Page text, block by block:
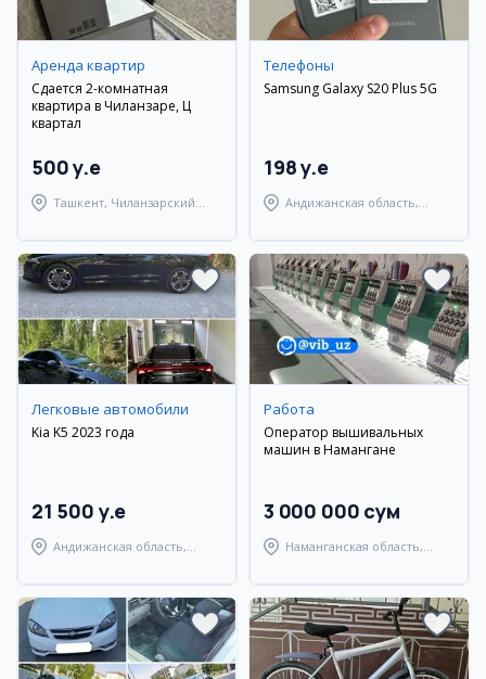
Аренда квартир
Сдается 2-комнатная
квартира в Чиланзаре, Ц
квартал
500 y.e
Ташкент, Чиланзарский
Телефоны
Samsung Galaxy S20 Plus 5G
198 y.e
Андижанская область,
Легковые автомобили
Kia K5 2023 года
21 500 y.e
Андижанская область,
Работа
Оператор вышивальных
машин в Намангане
3 000 000 сум
Наманганская область,